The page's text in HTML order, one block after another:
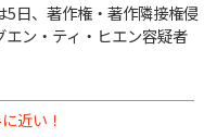
日、著作権・著作隣接権侵
ン・ティ・ヒエン容疑者
近い！